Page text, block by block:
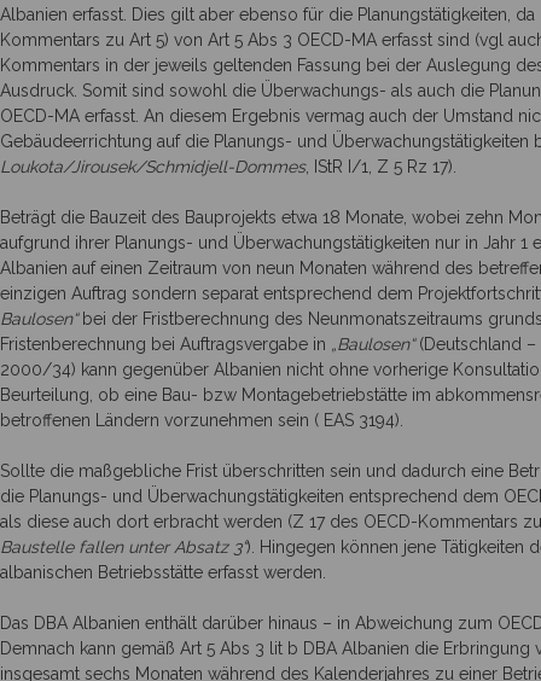
Albanien erfasst. Dies gilt aber ebenso für die Planungstätigkeiten,
Kommentars zu Art 5) von Art 5 Abs 3 OECD-MA erfasst sind (vgl
Kommentars in der jeweils geltenden Fassung bei der Auslegung
Ausdruck. Somit sind sowohl die Überwachungs- als auch die
OECD-MA erfasst. An diesem Ergebnis vermag auch der Umstand
Gebäudeerrichtung auf die Planungs- und
Loukota/Jirousek/Schmidjell-Dommes, IStR I/1, Z 5 Rz 17).
Beträgt die Bauzeit des Bauprojekts etwa 18 Monate, wobei zehn
aufgrund ihrer Planungs- und Überwachungstätigkeiten nur in Jahr
Albanien auf einen Zeitraum von neun Monaten während des
einzigen Auftrag sondern separat entsprechend dem
Baulosen“bei der Fristbe­rechnung des Neunmonats­zeitraums
Fristenbe­rechnung bei Auftragsvergabe in „Baulosen“(Deutschland –
2000/34) kann gegenüber Albanien nicht ohne vorherige
Beurteilung, ob eine Bau- bzw Montagebetriebstätte im
betroffenen Ländern vorzunehmen sein ( EAS 3194).
Sollte die maßgebliche Frist überschritten sein und dadurch eine
die Planungs- und Überwachungstätigkeiten entsprechend dem
als diese auch dort erbracht werden (Z 17 des OECD-Kommentars
Baustelle fallen unter Absatz 3“). Hingegen können jene Tätigkeiten
albanischen Betriebsstätte erfasst werden.
Das DBA Albanien enthält darüber hinaus – in Abweichung zum
Demnach kann gemäß Art 5 Abs 3 lit b DBA Albanien die
insgesamt sechs Monaten während des Kalenderjahres zu einer